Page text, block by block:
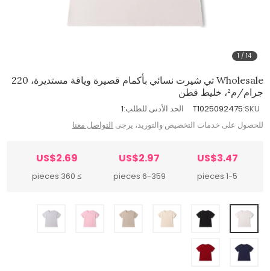
1 /14
Wholesale تي شيرت نسائي بأكمام قصيرة وياقة مستديرة، 220
جرام/م²، خليط قطن
SKU:
T1025092475 الحد الأدنى للطلب:1
للحصول على خدمات التخصيص والتوريد، يرجى التواصل معنا
US$3.47
1-5 pieces
US$2.97
6-359 pieces
US$2.69
≥ 360 pieces